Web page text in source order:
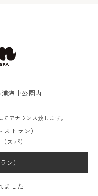
海中公園内
アナウンス致します。
トラン）
スパ）
ン）